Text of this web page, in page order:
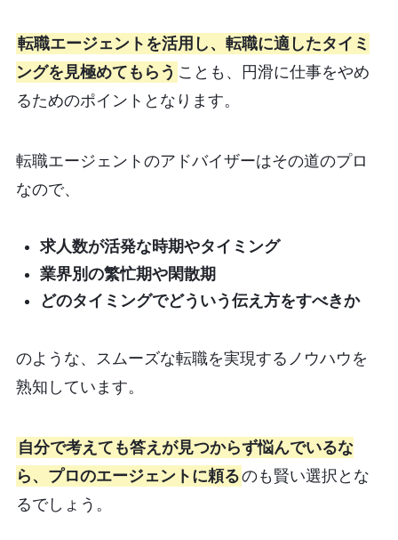
転職エージェントを活用し、転職に適したタイミ
ングを見極めてもらう ことも、円滑に仕事をやめ
るためのポイントとなります。
転職エージェントのアドバイザーはその道のプロ
なので、
求人数が活発な時期やタイミング
業界別の繁忙期や閑散期
どのタイミングでどういう伝え方をすべきか
のような、スムーズな転職を実現するノウハウを
熟知しています。
自分で考えても答えが見つからず悩んでいるな
ら、プロのエージェントに頼るのも賢い選択とな
るでしょう。